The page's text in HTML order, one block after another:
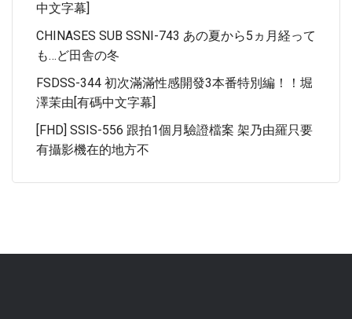
中文字幕]
CHINASES SUB SSNI-743 あの夏から5ヵ月経って
も…ど田舎の冬
FSDSS-344 初次滿滿性感開發3本番特別編！！堀
澤茉由[有碼中文字幕]
[FHD] SSIS-556 跟拍1個月驗證檔案 架乃由羅只要
有攝影機在的地方不